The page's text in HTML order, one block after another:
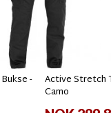
- Active Stretch
Camo